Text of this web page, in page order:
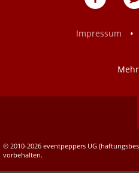
Impressum
•
Mehr
© 2010-2026 eventpeppers UG
vorbehalten.